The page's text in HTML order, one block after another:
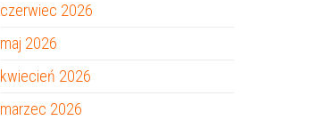
czerwiec 2026
maj 2026
kwiecień 2026
marzec 2026